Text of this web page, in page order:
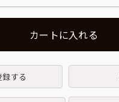
カートに入れる
する